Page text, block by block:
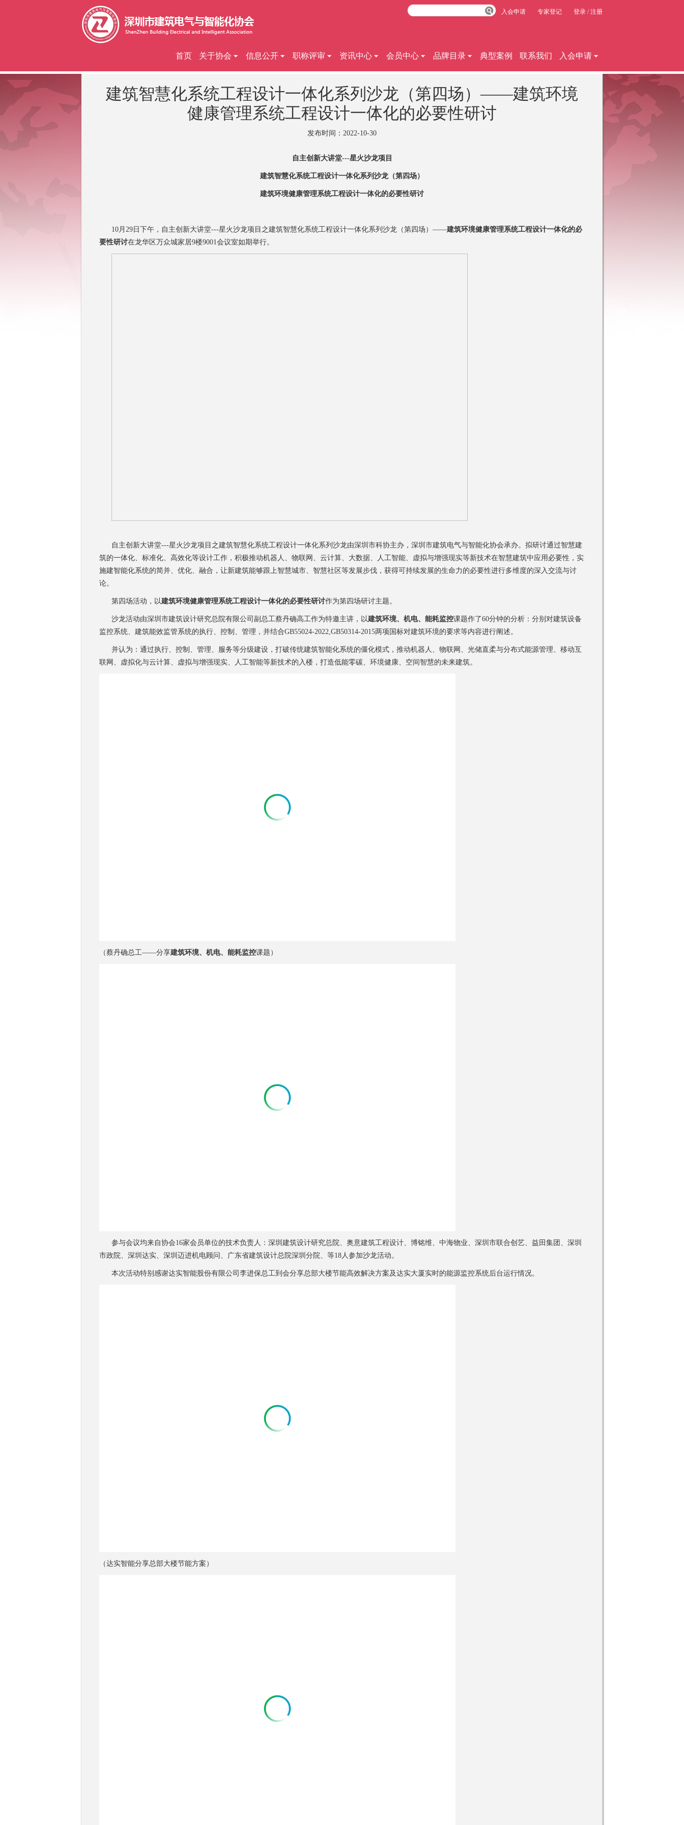
首页 关于协会 信息公开 职称评审 资讯中心 会员中心 品牌目录 典型案例 联系我们 入会申请
入会申请 专家登记 登录 /注册
建筑智慧化系统工程设计一体化系列沙龙（第四场）——建筑环境
健康管理系统工程设计一体化的必要性研讨
发布时间：2022-10-30
自主创新大讲堂---星火沙龙项目
建筑智慧化系统工程设计一体化系列沙龙（第四场）
建筑环境健康管理系统工程设计一体化的必要性研讨
10月29日下午，自主创新大讲堂---星火沙龙项目之建筑智慧化系统工程设计一体化系列沙龙（第四场）——建筑环境健康管理系统工程设计一体化的必
要性研讨在龙华区万众城家居9楼9001会议室如期举行。
自主创新大讲堂---星火沙龙项目之建筑智慧化系统工程设计一体化系列沙龙由深圳市科协主办， 深圳市建筑电气与智能化协会承办。拟研讨通过智慧建
筑的一体化、标准化、高效化等设计工作，积极推动机器人、物联网、云计算、大数据、人工智能、虚拟与增强现实等新技术在智慧建筑中应用必要性，实
施建智能化系统的简并、优化、融合，让新建筑能够跟上智慧城市、智慧社区等发展步伐，获得可持续发展的生命力的必要性进行多维度的深入交流与讨
论。
第四场活动，以建筑环境健康管理系统工程设计一体化的必要性研讨作为第四场研讨主题。
沙龙活动由深圳市建筑设计研究总院有限公司副总工蔡丹确高工作为特邀主讲，以建筑环境、机电、能耗监控课题作了60分钟的分析：分别对建筑设备
监控系统、建筑能效监管系统的执行、控制、管理，并结合GB55024-2022,GB50314-2015两项国标对建筑环境的要求等内容进行阐述。
并认为：通过执行、控制、管理、服务等分级建设，打破传统建筑智能化系统的僵化模式，推动机器人、物联网、光储直柔与分布式能源管理、移动互
联网、虚拟化与云计算、虚拟与增强现实、人工智能等新技术的入楼，打造低能零碳、环境健康、空间智慧的未来建筑。
（蔡丹确总工——分享建筑环境、机电、能耗监控课题）
参与会议均来自协会16家会员单位的技术负责人：深圳建筑设计研究总院、奥意建筑工程设计、博铭维、中海物业、深圳市联合创艺、益田集团、深圳
市政院、深圳达实、深圳迈进机电顾问、广东省建筑设计总院深圳分院、等18人参加沙龙活动。
本次活动特别感谢达实智能股份有限公司李进保总工到会分享总部大楼节能高效解决方案及达实大厦实时的能源监控系统后台运行情况。
（达实智能分享总部大楼节能方案）